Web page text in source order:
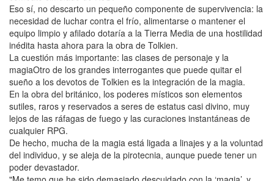
Eso sí, no descarto un pequeño componente de supervivencia: la
necesidad de luchar contra el frío, alimentarse o mantener el
equipo limpio y afilado dotaría a la Tierra Media de una hostilidad
inédita hasta ahora para la obra de Tolkien.
La cuestión más importante: las clases de personaje y la
magiaOtro de los grandes interrogantes que puede quitar el
sueño a los devotos de Tolkien es la integración de la magia.
En la obra del británico, los poderes místicos son elementos
sutiles, raros y reservados a seres de estatus casi divino, muy
lejos de las ráfagas de fuego y las curaciones instantáneas de
cualquier RPG.
De hecho, mucha de la magia está ligada a linajes y a la voluntad
del individuo, y se aleja de la pirotecnia, aunque puede tener un
poder devastador.